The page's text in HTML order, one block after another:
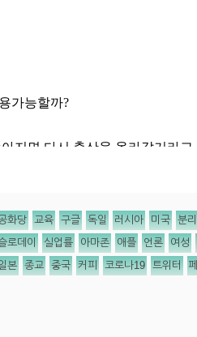
화당 교육 구글 독일 러시아 미국 분
로데이 실업률 아마존 애플 언론 여성
본 종교 중국 커피 코로나19 트위터